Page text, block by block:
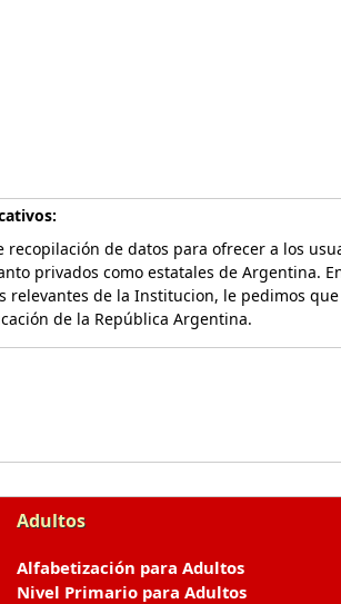
de datos para ofrecer a los
privados como estatales de Argentina.
de la Institucion, le pedimos
de la República Argentina.
Adultos
Alfabetización para Adultos
Nivel Primario para Adultos